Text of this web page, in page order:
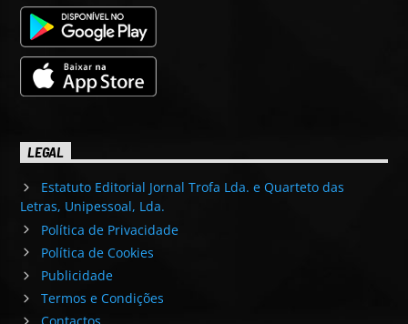
LEGAL
Estatuto Editorial Jornal Trofa Lda. e Quarteto das
Letras, Unipessoal, Lda.
Política de Privacidade
Política de Cookies
Publicidade
Termos e Condições